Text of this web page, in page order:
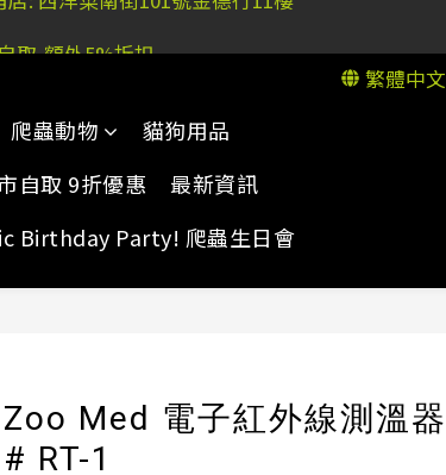
繁體中文
爬蟲動物
貓狗用品
自取 9折優惠
最新資訊
Birthday Party! 爬蟲生日會
Zoo Med 電子紅外線測溫器
# RT-1